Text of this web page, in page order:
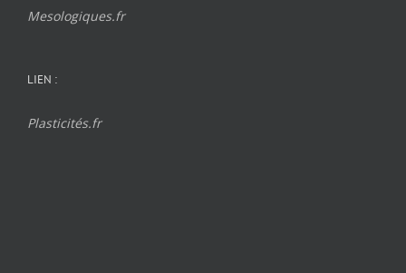
Mesologiques.fr
LIEN :
Plasticités.fr